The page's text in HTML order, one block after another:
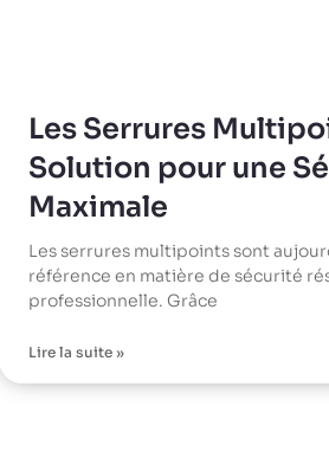
Les Serrures
Solution pour une
Maximale
Les serrures multipoints sont
référence en matière de sécurité
professionnelle. Grâce
Lire la suite »